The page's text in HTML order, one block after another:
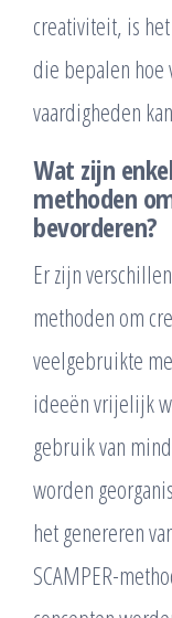
creativiteit, is
die bepalen hoe
vaardigheden
Wat zijn
methoden
bevorderen?
Er zijn
methoden om
veelgebruikte
ideeën vrijelijk
gebruik van
worden
het genereren
SCAMPER-